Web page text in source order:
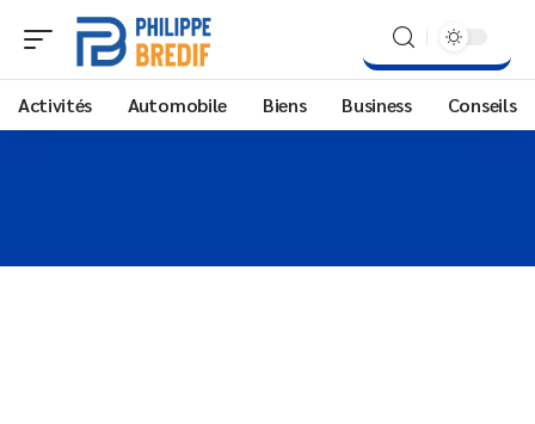
Activités Automobile Biens Business Conseils